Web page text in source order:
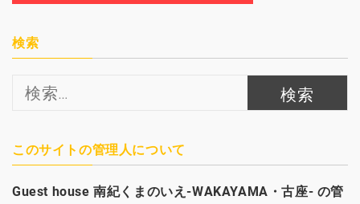
検索
索:
このサイトの管理人について
Guest house南紀くまのいえ-WAKAYAMA・古座- の管